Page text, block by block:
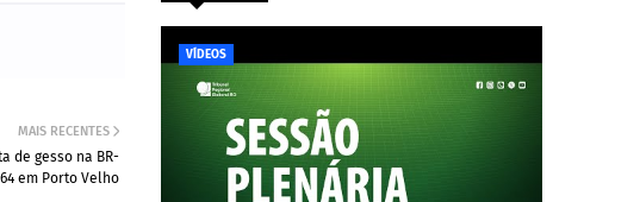
MAIS RECENTES
de gesso na BR-
em Porto Velho
VÍDEOS